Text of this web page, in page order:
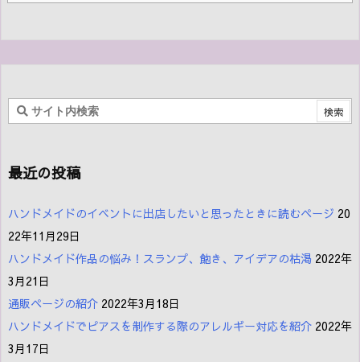
最近の投稿
ハンドメイドのイベントに出店したいと思ったときに読むページ 20
22年11月29日
ハンドメイド作品の悩み！スランプ、飽き、アイデアの枯渇 2022年
3月21日
通販ページの紹介 2022年3月18日
ハンドメイドでピアスを制作する際のアレルギー対応を紹介 2022年
3月17日